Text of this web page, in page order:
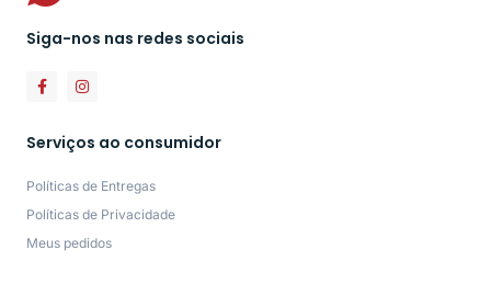
Siga-nos nas redes sociais
Serviços ao consumidor
Políticas de Entregas
Políticas de Privacidade
Meus pedidos